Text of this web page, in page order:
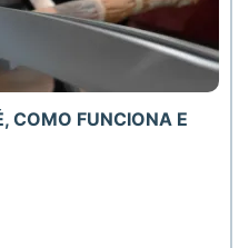
COMO FUNCIONA E